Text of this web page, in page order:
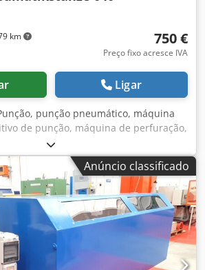
km 750 €
Preço fixo acresce IVA
Ligar
punção pneumático, máquina
de punção, máquina de perfuração,
-Fabricante: DE-STA-CO,
pneumática -Tipo: 040 0210 -
2,5 mm -Projeção máx. projeção: 25
Uyersck -Dimensões: 190/200/H510
Anúncio classificado